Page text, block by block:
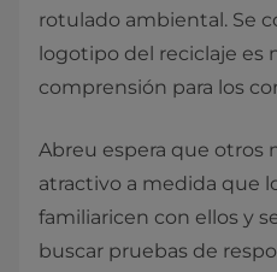
rotulado ambiental. Se
logotipo del reciclaje es
comprensión para los
Abreu espera que otros
atractivo a medida que
familiaricen con ellos y
buscar pruebas de